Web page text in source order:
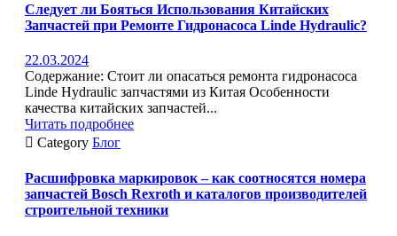
Следует ли Бояться Использования Китайских
Запчастей при Ремонте Гидронасоса Linde Hydraulic?
22.03.2024
Содержание: Стоит ли опасаться ремонта гидронасоса
Linde Hydraulic запчастями из Китая Особенности
качества китайских запчастей...
Читать подробнее
 Category Блог
Расшифровка маркировок – как соотносятся номера
запчастей Bosch Rexroth и каталогов производителей
строительной техники